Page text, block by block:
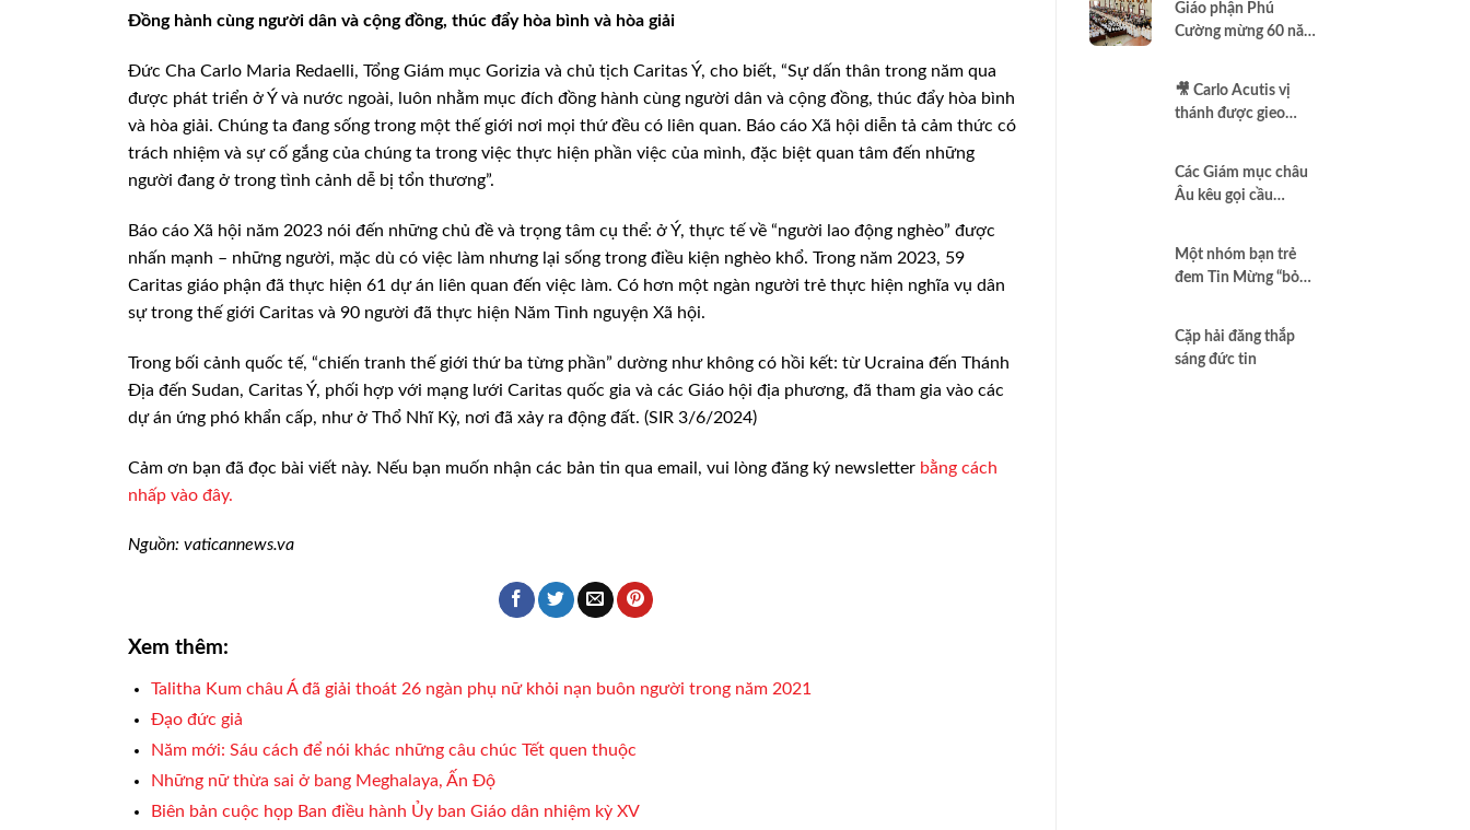
Đồng hành cùng người dân và cộng đồng, thúc đẩy hòa bình và hòa giải
Đức Cha Carlo Maria Redaelli, Tổng Giám mục Gorizia và chủ tịch Caritas Ý, cho biết, “Sự dấn thân trong năm qua
được phát triển ở Ý và nước ngoài, luôn nhằm mục đích đồng hành cùng người dân và cộng đồng, thúc đẩy hòa bình
và hòa giải. Chúng ta đang sống trong một thế giới nơi mọi thứ đều có liên quan. Báo cáo Xã hội diễn tả cảm thức có
trách nhiệm và sự cố gắng của chúng ta trong việc thực hiện phần việc của mình, đặc biệt quan tâm đến những
người đang ở trong tình cảnh dễ bị tổn thương”.
Báo cáo Xã hội năm 2023 nói đến những chủ đề và trọng tâm cụ thể: ở Ý, thực tế về “người lao động nghèo” được
nhấn mạnh – những người, mặc dù có việc làm nhưng lại sống trong điều kiện nghèo khổ. Trong năm 2023, 59
Caritas giáo phận đã thực hiện 61 dự án liên quan đến việc làm. Có hơn một ngàn người trẻ thực hiện nghĩa vụ dân
sự trong thế giới Caritas và 90 người đã thực hiện Năm Tình nguyện Xã hội.
Trong bối cảnh quốc tế, “chiến tranh thế giới thứ ba từng phần” dường như không có hồi kết: từ Ucraina đến Thánh
Địa đến Sudan, Caritas Ý, phối hợp với mạng lưới Caritas quốc gia và các Giáo hội địa phương, đã tham gia vào các
dự án ứng phó khẩn cấp, như ở Thổ Nhĩ Kỳ, nơi đã xảy ra động đất. (SIR 3/6/2024)
Cảm ơn bạn đã đọc bài viết này. Nếu bạn muốn nhận các bản tin qua email, vui lòng đăng ký newsletter bằng cách
nhấp vào đây.
Nguồn: vaticannews.va
Xem thêm:
Talitha Kum châu Á đã giải thoát 26 ngàn phụ nữ khỏi nạn buôn người trong năm 2021
Đạo đức giả
Năm mới: Sáu cách để nói khác những câu chúc Tết quen thuộc
Những nữ thừa sai ở bang Meghalaya, Ấn Độ
Biên bản cuộc họp Ban điều hành Ủy ban Giáo dân nhiệm kỳ XV
Giáo phận Phú
Cường mừng 60 năm
🎥 Carlo Acutis vị
thánh được gieo
2025 | #15
Các Giám mục châu
Âu kêu gọi cầu
Một nhóm bạn trẻ
đem Tin Mừng “bỏ
Cặp hải đăng thắp
sáng đức tin